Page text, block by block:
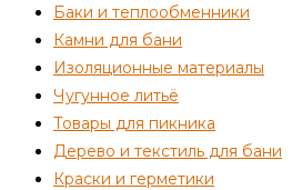
Баки и теплообменники
Камни для бани
Изоляционные материалы
Чугунное литьё
Товары для пикника
Дерево и текстиль для бани
Краски и герметики